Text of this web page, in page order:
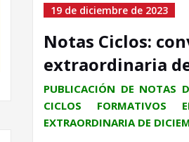
19 de diciembre de 2023
Notas Ciclos:
extraordinaria
PUBLICACIÓN DE NOTAS
CICLOS FORMATIVOS
EXTRAORDINARIA DE